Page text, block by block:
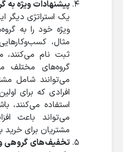
پیشنهادات ویژه
یک استراتژی دیگر
ویژه خود را به
مثال،
ثبت نام می‌کنند،
گروه‌های مختلف
می‌توانند شامل
افرادی که برای
استفاده می‌کنند،
می‌تواند باعث
مشتریان برای خرید
تخفیف‌های گروهی و